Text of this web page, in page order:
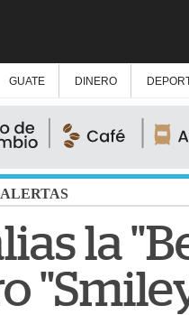
GUATE DINERO
ALERTAS
la